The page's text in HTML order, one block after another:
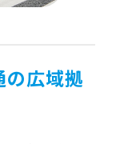
の広域拠